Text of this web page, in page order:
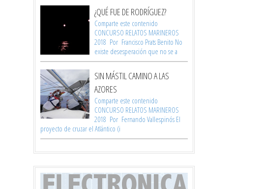
¿QUÉ FUE DE RODRÍGUEZ?
Comparte este contenido
CONCURSO RELATOS MARINEROS
2018 Por Francisco Prats Benito No
existe desesperación que no se a
SIN MÁSTIL CAMINO A LAS
AZORES
Comparte este contenido
CONCURSO RELATOS MARINEROS
2018 Por Fernando Vallespinós El
proyecto de cruzar el Atlántico (i